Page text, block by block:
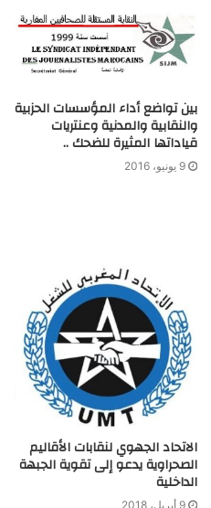
بين تواضع أداء المؤسسات الحزبية
والنقابية والمدنية وعنتريات
قياداتها المثيرة للضحك ..
9 يونيو، 2016
الاتحاد الجهوي لنقابات الأقاليم
الصحراوية يدعو إلى تقوية الجبهة
الداخلية
9 أبريل، 2018